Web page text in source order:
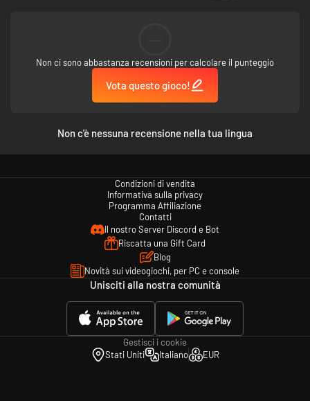
responsabilità. Gestisci igradi gerarchicidella tua gang. Assegna dei
ai tuoi sottoposti, sapranno cosa devono fare. Espandi e
, creane dei nuovi. Diventa un gangster di
successo, passando da spacciatore di strada a boss della malavita con il
NON ABBASSARE LA GUARDIA
Non ci sono abbastanza recensioni per calcolare il punteggio
Vota questo gioco!
Non c'è nessuna recensione nella tua lingua
Condizioni di vendita
Informativa sulla privacy
Programma Affiliazione
Contatti
Il nostro Server Discord e Bot
Riscatta una Gift Card
Blog
Novità sui videogiochi, per PC e console
Unisciti alla nostra comunità
Gestisci i cookie
Stati Uniti
Italiano EUR